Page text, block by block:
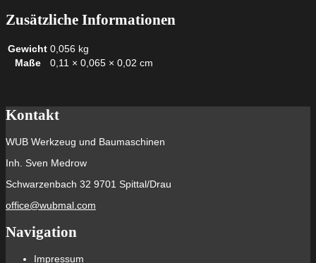
Zusätzliche Informationen
Gewicht 0,056 kg
Maße
0,11 × 0,065 × 0,02 cm
Kontakt
WUB Werkzeug und Baumaschinen
Inh. Sven Medrow
Schwarzenbach 32 9701 Spittal/Drau
office@wubmal.com
Navigation
Impressum